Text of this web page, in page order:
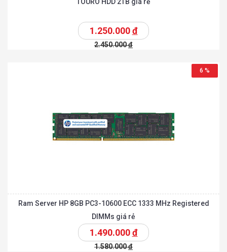
1.250.000đ
2.450.000đ
6 %
Ram Server HP 8GB PC3-10600 ECC 1333 MHz Registered
DIMMs giá rẻ
1.490.000đ
1.580.000đ